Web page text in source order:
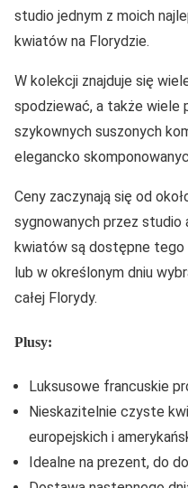
studio jednym z moich
kwiatów na Florydzie.
W kolekcji znajduje się
spodziewać, a także wiele
szykownych suszonych
elegancko
Ceny zaczynają się od
sygnowanych przez studio
kwiatów są dostępne tego
lub w określonym dniu
całej Florydy.
Plusy:
Luksusowe francuskie
Nieskazitelnie czyste
europejskich i
Idealne na prezent, do